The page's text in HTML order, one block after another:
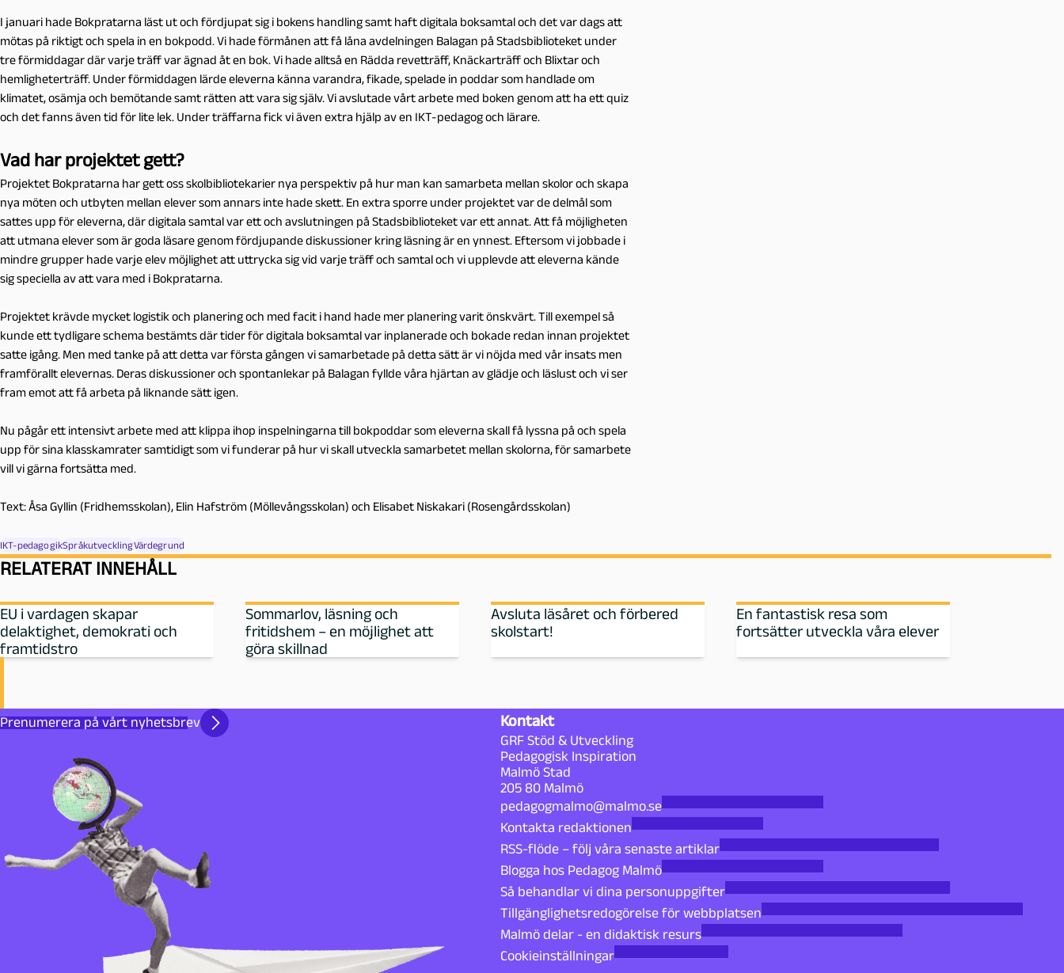
I januari hade Bokpratarna läst ut och fördjupat sig i bokens handling samt haft digitala boksamtal och det var dags att
mötas på riktigt och spela in en bokpodd. Vi hade förmånen att få låna avdelningen Balagan på Stadsbiblioteket under
tre förmiddagar där varje träff var ägnad åt en bok. Vi hade alltså en Rädda revetträff, Knäckarträff och Blixtar och
hemligheterträff. Under förmiddagen lärde eleverna känna varandra, fikade, spelade in poddar som handlade om
klimatet, osämja och bemötande samt rätten att vara sig själv. Vi avslutade vårt arbete med boken genom att ha ett quiz
och det fanns även tid för lite lek. Under träffarna fick vi även extra hjälp av en IKT-pedagog och lärare.
Vad har projektet gett?
Projektet Bokpratarna har gett oss skolbibliotekarier nya perspektiv på hur man kan samarbeta mellan skolor och skapa
nya möten och utbyten mellan elever som annars inte hade skett. En extra sporre under projektet var de delmål som
sattes upp för eleverna, där digitala samtal var ett och avslutningen på Stadsbiblioteket var ett annat. Att få möjligheten
att utmana elever som är goda läsare genom fördjupande diskussioner kring läsning är en ynnest. Eftersom vi jobbade i
mindre grupper hade varje elev möjlighet att uttrycka sig vid varje träff och samtal och vi upplevde att eleverna kände
sig speciella av att vara med i Bokpratarna.
Projektet krävde mycket logistik och planering och med facit i hand hade mer planering varit önskvärt. Till exempel så
kunde ett tydligare schema bestämts där tider för digitala boksamtal var inplanerade och bokade redan innan projektet
satte igång. Men med tanke på att detta var första gången vi samarbetade på detta sätt är vi nöjda med vår insats men
framförallt elevernas. Deras diskussioner och spontanlekar på Balagan fyllde våra hjärtan av glädje och läslust och vi ser
fram emot att få arbeta på liknande sätt igen.
Nu pågår ett intensivt arbete med att klippa ihop inspelningarna till bokpoddar som eleverna skall få lyssna på och spela
upp för sina klasskamrater samtidigt som vi funderar på hur vi skall utveckla samarbetet mellan skolorna, för samarbete
vill vi gärna fortsätta med.
Text: Åsa Gyllin (Fridhemsskolan), Elin Hafström (Möllevångsskolan) och Elisabet Niskakari (Rosengårdsskolan)
IKT-pedagogikSpråkutvecklingVärdegrund
RELATERAT INNEHÅLL
EU i vardagen skapar
delaktighet, demokrati och
framtidstro
Sommarlov, läsning och
fritidshem – en möjlighet att
göra skillnad
Avsluta läsåret och förbered
skolstart!
En fantastisk resa som
fortsätter utveckla våra elever
Prenumerera på vårt nyhetsbrev Kontakt
GRF Stöd & Utveckling
Pedagogisk Inspiration
Malmö Stad
205 80 Malmö
pedagogmalmo@malmo.se
Kontakta redaktionen
RSS-flöde – följ våra senaste artiklar
Blogga hos Pedagog Malmö
Så behandlar vi dina personuppgifter
Tillgänglighetsredogörelse för webbplatsen
Malmö delar - en didaktisk resurs
Cookieinställningar